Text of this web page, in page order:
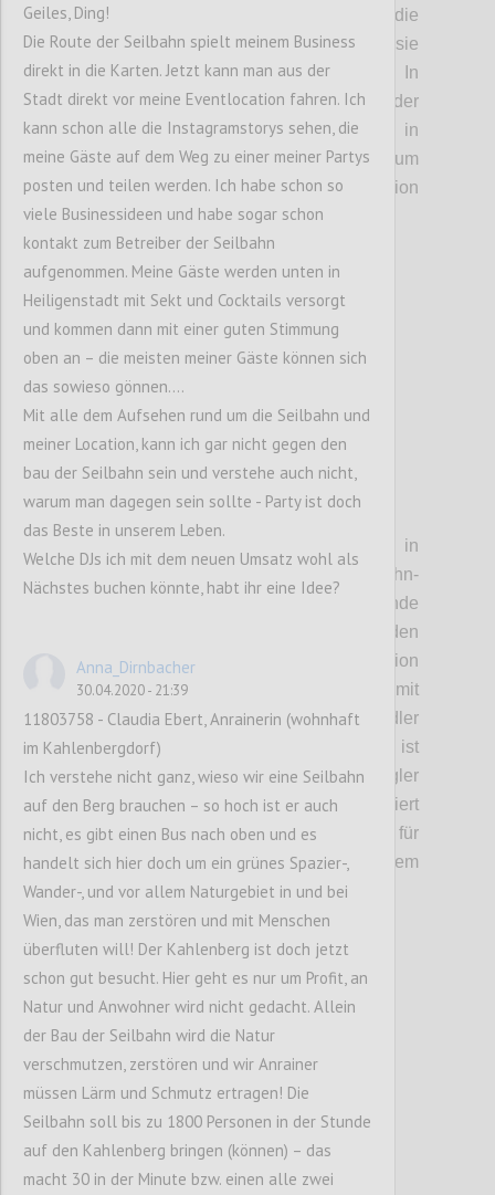
nach Strebersdorf. Dort gibt es die
Möglichkeit, eine Station einzurichten, sie
wird aber nicht immer geöffnet sein. In
Strebersdorf befindet sich allerdings der
Antrieb der Bahn. Von dort geht es dann in
einer beinahe direkten Linie zum
Kahlenbergerdorf, wo eine weitere Station
sein wird, und auf den Kahlenberg.
P4
Die Einstiegstelle in
Heiligenstadt soll direkt auf die U-Bahn-
Station aufgesetzt werden. Entsprechende
Gespräche mit den Wiener Linien wurden
bereits begonnen. In Jedlesee soll die Station
zu einem kleinen Freizeitzentrum mit
Gastronomieangebot und Service für Radler
ausgebaut werden. Auf dem Kahlenberg ist
ein Angebot für Touristen und Ausflügler
angedacht: In die Bergstation integriert
werden sollen ein Souvenirshop, ein Markt für
regionale Anbieter, etwa aus dem
Wienerwald, und ein Restaurant.
Geiles, Ding!
Die Route der Seilbahn spielt meinem Business
direkt in die Karten. Jetzt kann man aus der
Stadt direkt vor meine Eventlocation fahren. Ich
kann schon alle die Instagramstorys sehen, die
meine Gäste auf dem Weg zu einer meiner Partys
posten und teilen werden. Ich habe schon so
viele Businessideen und habe sogar schon
kontakt zum Betreiber der Seilbahn
aufgenommen. Meine Gäste werden unten in
Heiligenstadt mit Sekt und Cocktails versorgt
und kommen dann mit einer guten Stimmung
oben an – die meisten meiner Gäste können sich
das sowieso gönnen….
Mit alle dem Aufsehen rund um die Seilbahn und
meiner Location, kann ich gar nicht gegen den
bau der Seilbahn sein und verstehe auch nicht,
warum man dagegen sein sollte - Party ist doch
das Beste in unserem Leben.
Welche DJs ich mit dem neuen Umsatz wohl als
Nächstes buchen könnte, habt ihr eine Idee?
Anna_Dirnbacher
30.04.2020 - 21:39
11803758 - Claudia Ebert, Anrainerin (wohnhaft
im Kahlenbergdorf)
Ich verstehe nicht ganz, wieso wir eine Seilbahn
auf den Berg brauchen – so hoch ist er auch
nicht, es gibt einen Bus nach oben und es
handelt sich hier doch um ein grünes Spazier-,
Wander-, und vor allem Naturgebiet in und bei
Wien, das man zerstören und mit Menschen
überfluten will! Der Kahlenberg ist doch jetzt
schon gut besucht. Hier geht es nur um Profit, an
Natur und Anwohner wird nicht gedacht. Allein
der Bau der Seilbahn wird die Natur
verschmutzen, zerstören und wir Anrainer
müssen Lärm und Schmutz ertragen! Die
Seilbahn soll bis zu 1800 Personen in der Stunde
auf den Kahlenberg bringen (können) – das
macht 30 in der Minute bzw. einen alle zwei